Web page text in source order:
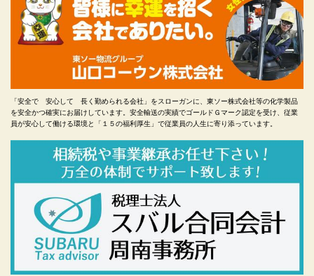
「安全で 安心して 長く勤められる会社」をスローガンに、東ソー株式会社等の化学製品
を安全かつ確実にお届けしています。安全輸送の実績でゴールドＧマーク認定を受け、従業
員が安心して働ける環境と「１５の福利厚生」で従業員の人生に寄り添っています。